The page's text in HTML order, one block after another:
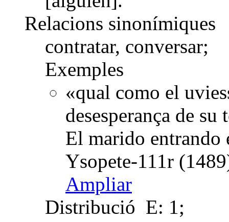
Relacions sinonímiques
contratar, conversar;
Exemples
«qual como el
desesperança de
El marido entrando
Ysopete-111r
Ampliar
Distribució E: 1;